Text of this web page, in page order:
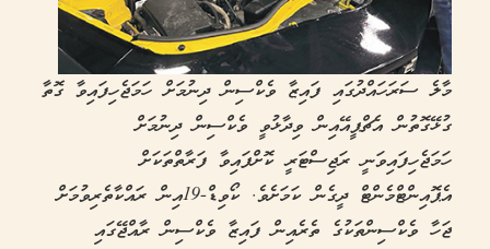
މާލެ ސަރަހައްދުގައި ފައިޒާ ވެކްސިން ދިނުމަށް ހަމަޖެހިފައިވާ ގޮތާ
ގުޅޭގޮތުން އެޗްޕީއޭއިން ވިދާޅުވީ ވެކްސިން ދިނުމަށް
ހަމަޖެހިފައިވަނީ ރަޖިސްޓަރީ ކޮށްފައިވާ ފަރާތްތަކަށް
އެޕޮއިންޓްމެންޓް ދީގެން ކަމަށެވެ. ކޯވިޑް-19އިން ރައްކާތެރިވުމަށް
ޖަހާ ވެކްސިންތަކުގެ ތެރެއިން ފައިޒާ ވެކްސިން ރާއްޖޭގައި